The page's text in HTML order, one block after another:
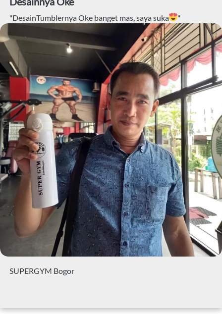
"DesainTumblernya Oke banget mas, saya suka "
SUPERGYM Bogor